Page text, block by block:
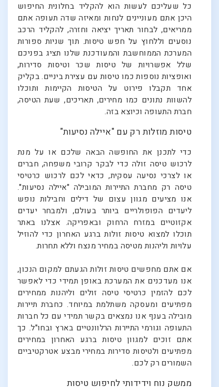
כל שעליכם לעשות הוא להקליד בחלונית החיפוש
היכן אתם מעוניינים לנחות ומאיזה שדה תעופה אתם
ממריאים, לבחור תאריך יציאה וחזרה, להקליד הרכב
נוסעים וללחוץ על חפש טיסות. תוך שניות ספורות
המערכת הממוחשבת והמעודכנת שלנו תציג בפניכם
שלל אפשרויות של טיסות שכר וטיסות סדירות,
ואופציות נוספות כמו טיסות עם עצירת ביניים. בקליק
אחד תקבלו פירוט על הטיסות הקיימות ותוכלו
להשוות נתונים כמו מחירים, תאריכים, שעת הטיסה,
חברת התעופה וכיוצא בזה.
טיסות מוזלות רק עם "איילה נסיעות"
כדי לתכנן את החופשה הבאה שלכם או על מנת
לרכוש טיסה זולה כדי לבקר קרובי משפחה, חברים
או לצרכי נסיעה עסקית, כדאי לכם לרכוש כרטיסי
טיסה רק מחברת התיירות המובילה "איילה נסיעות".
אנו מציעים מגוון עצום של דילים וחבילות נופש
ליעדים הפופולריים ביותר בעולם, ולמבחר יעדים
אקזוטיים במזרח הרחוק ובאפריקה. אצלנו באתר
תוכלו למצוא טיסות זולות ברגע האחרון כדי להוזיל
עלויות וליהנות מטיסה במחיר מנצח וללא תחרות.
אם אתם מחפשים טיסות זולות הגעתם למקום הנכון,
אנו מעדכנים את המערכת באופן תמידי כדי לאפשר
לכם להזמין כרטיסי טיסה זולים וליהנות ממחירים
מפתיעים ומעסקה משתלמת במיוחד. כחברת תיירות
מובילה בענף אנו נמצאים בקשר תמידי עם כל חברות
התעופה וגורמי התיירות הרלוונטיים בארץ ובחו"ל. כך
אתם זוכים למגוון טיסות ברגע האחרון במחירים
מפתיעים ולטיסות סדירות במחירי מבצע אטרקטיביים
השמורים רק לכם.
ממשק נוח וידידותי לחיפוש טיסות